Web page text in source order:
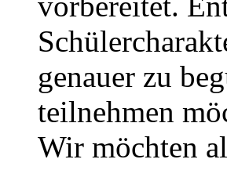
genauer zu
teilnehmen
Wir möchten